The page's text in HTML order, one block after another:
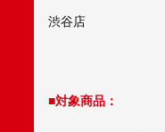
渋谷店
■対象商品：